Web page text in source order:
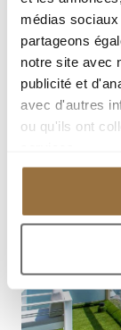
médias
partageons
notre site avec
publicité et
avec d'autres
ou qu'ils ont